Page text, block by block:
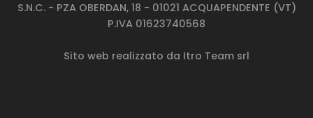
S.N.C. - PZA OBERDAN, 18 - 01021 ACQUAPENDENTE (VT)
P.IVA 01623740568
Sito web realizzato da Itro Team srl